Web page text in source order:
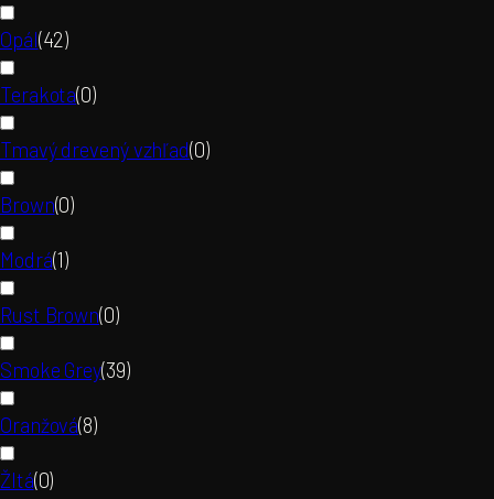
Opál(42)
Terakota(0)
Tmavý drevený vzhľad(0)
Brown(0)
Modrá(1)
Rust Brown(0)
Smoke Grey(39)
Oranžová(8)
Žltá(0)